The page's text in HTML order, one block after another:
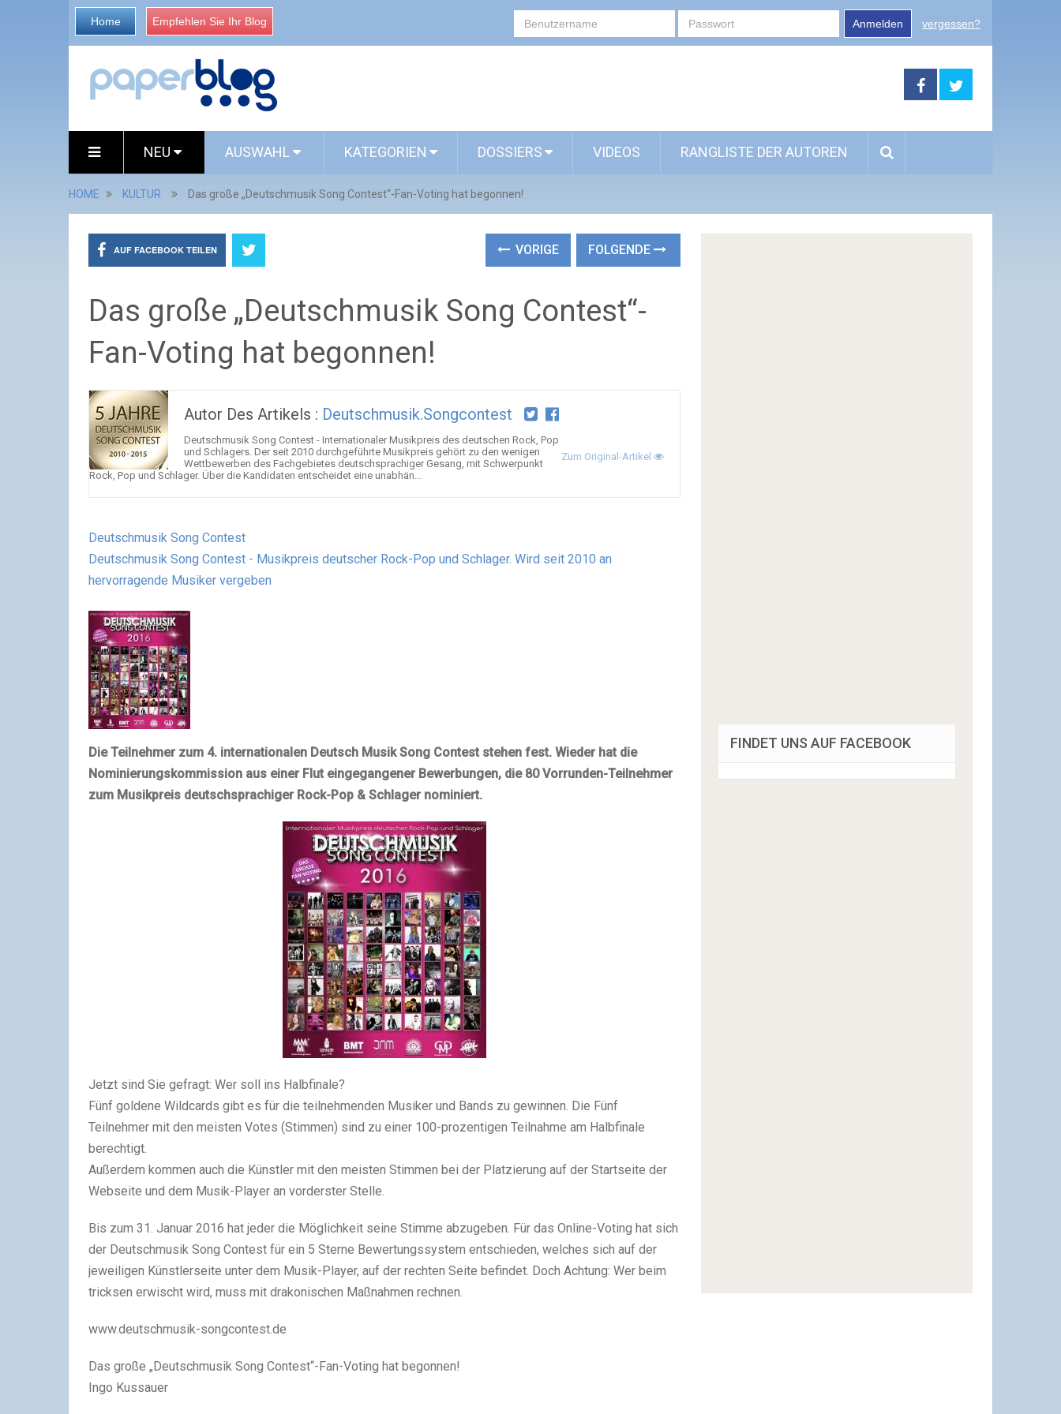
Home Empfehlen Sie Ihr Blog Anmelden vergessen?
NEU AUSWAHL KATEGORIEN DOSSIERS VIDEOS RANGLISTE DER AUTOREN
HOME KULTUR Das große „Deutschmusik Song Contest“-Fan-Voting hat begonnen!
AUF FACEBOOK TEILEN VORIGE FOLGENDE
Das große „Deutschmusik Song Contest“-
Fan-Voting hat begonnen!
Autor Des Artikels : Deutschmusik.songcontest
Zum Original-Artikel
Deutschmusik Song Contest - Internationaler Musikpreis des deutschen Rock, Pop
und Schlagers. Der seit 2010 durchgeführte Musikpreis gehört zu den wenigen
Wettbewerben des Fachgebietes deutschsprachiger Gesang, mit Schwerpunkt
Rock, Pop und Schlager. Über die Kandidaten entscheidet eine unabhän...
Deutschmusik Song Contest
Deutschmusik Song Contest - Musikpreis deutscher Rock-Pop und Schlager. Wird seit 2010 an
hervorragende Musiker vergeben
Die Teilnehmer zum 4. internationalen Deutsch Musik Song Contest stehen fest. Wieder hat die
Nominierungskommission aus einer Flut eingegangener Bewerbungen, die 80 Vorrunden-Teilnehmer
zum Musikpreis deutschsprachiger Rock-Pop & Schlager nominiert.
Jetzt sind Sie gefragt: Wer soll ins Halbfinale?
Fünf goldene Wildcards gibt es für die teilnehmenden Musiker und Bands zu gewinnen. Die Fünf
Teilnehmer mit den meisten Votes (Stimmen) sind zu einer 100-prozentigen Teilnahme am Halbfinale
berechtigt.
Außerdem kommen auch die Künstler mit den meisten Stimmen bei der Platzierung auf der Startseite der
Webseite und dem Musik-Player an vorderster Stelle.
Bis zum 31. Januar 2016 hat jeder die Möglichkeit seine Stimme abzugeben. Für das Online-Voting hat sich
der Deutschmusik Song Contest für ein 5 Sterne Bewertungssystem entschieden, welches sich auf der
jeweiligen Künstlerseite unter dem Musik-Player, auf der rechten Seite befindet. Doch Achtung: Wer beim
tricksen erwischt wird, muss mit drakonischen Maßnahmen rechnen.
www.deutschmusik-songcontest.de
Das große „Deutschmusik Song Contest“-Fan-Voting hat begonnen!
Ingo Kussauer
FINDET UNS AUF FACEBOOK